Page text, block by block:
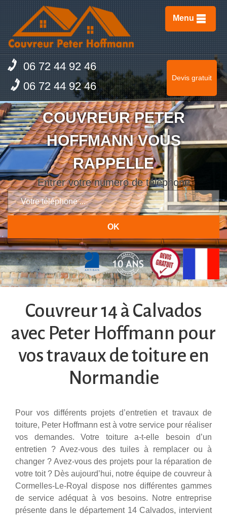
Menu
06 72 44 92 46
06 72 44 92 46
Devis gratuit
COUVREUR PETER
HOFFMANN VOUS
RAPPELLE
Entrer votre numero de téléphone
Couvreur 14 à Calvados
avec Peter Hoffmann pour
vos travaux de toiture en
Normandie
Pour vos différents projets d’entretien et travaux de
toiture, Peter Hoffmann est à votre service pour réaliser
vos demandes. Votre toiture a-t-elle besoin d’un
entretien ? Avez-vous des tuiles à remplacer ou à
changer ? Avez-vous des projets pour la réparation de
votre toit ? Dès aujourd’hui, notre équipe de couvreur à
Cormelles-Le-Royal dispose nos différentes gammes
de service adéquat à vos besoins. Notre entreprise
présente dans le département 14 Calvados, intervient